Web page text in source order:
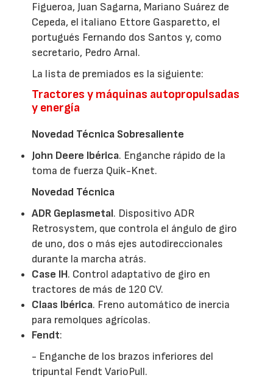
Figueroa, Juan Sagarna, Mariano Suárez de
Cepeda, el italiano Ettore Gasparetto, el
portugués Fernando dos Santos y, como
secretario, Pedro Arnal.
La lista de premiados es la siguiente:
Tractores y máquinas autopropulsadas
y energía
Novedad Técnica Sobresaliente
John Deere Ibérica. Enganche rápido de la
toma de fuerza Quik-Knet.
Novedad Técnica
ADR Geplasmetal. Dispositivo ADR
Retrosystem, que controla el ángulo de giro
de uno, dos o más ejes autodireccionales
durante la marcha atrás.
Case IH. Control adaptativo de giro en
tractores de más de 120 CV.
Claas Ibérica. Freno automático de inercia
para remolques agrícolas.
Fendt:
- Enganche de los brazos inferiores del
tripuntal Fendt VarioPull.